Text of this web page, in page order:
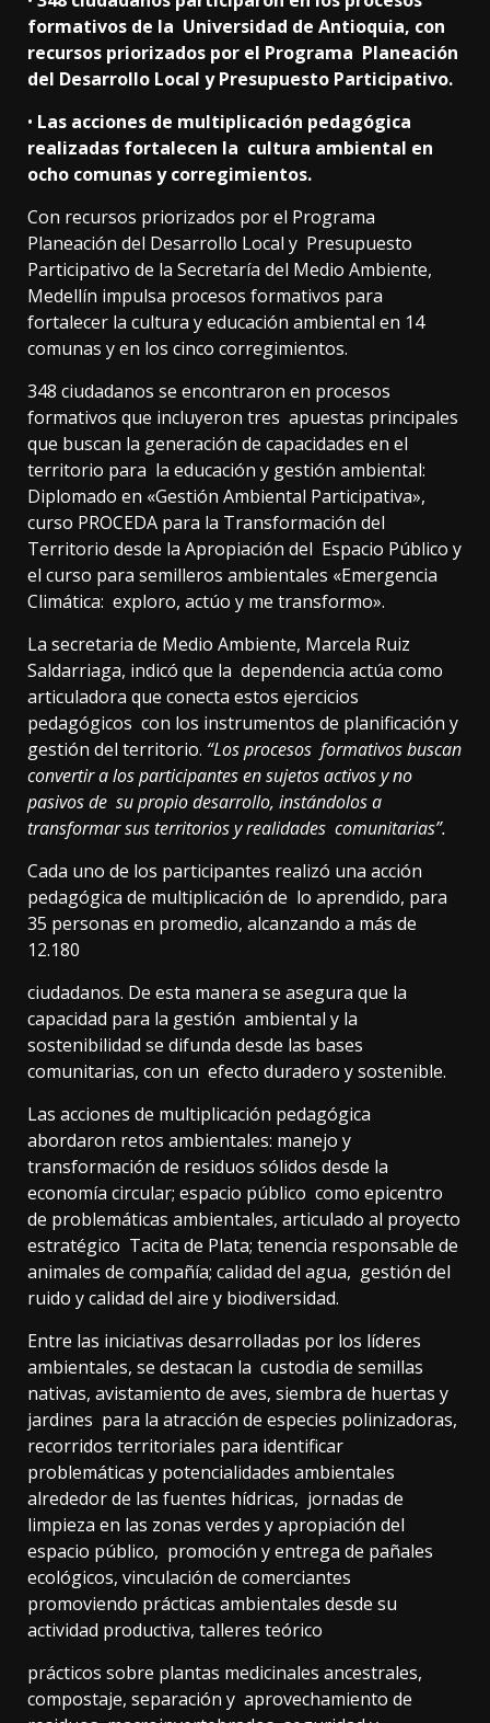
formativos de la Universidad de Antioquia, con
recursos priorizados por el Programa Planeación
del Desarrollo Local y Presupuesto Participativo.
• Las acciones de multiplicación pedagógica
realizadas fortalecen la cultura ambiental en
ocho comunas y corregimientos.
Con recursos priorizados por el Programa
Planeación del Desarrollo Local y Presupuesto
Participativo de la Secretaría del Medio Ambiente,
Medellín impulsa procesos formativos para
fortalecer la cultura y educación ambiental en 14
comunas y en los cinco corregimientos.
348 ciudadanos se encontraron en procesos
formativos que incluyeron tres apuestas principales
que buscan la generación de capacidades en el
territorio para la educación y gestión ambiental:
Diplomado en «Gestión Ambiental Participativa»,
curso PROCEDA para la Transformación del
Territorio desde la Apropiación del Espacio Público y
el curso para semilleros ambientales «Emergencia
Climática: exploro, actúo y me transformo».
La secretaria de Medio Ambiente, Marcela Ruiz
Saldarriaga, indicó que la dependencia actúa como
articuladora que conecta estos ejercicios
pedagógicos con los instrumentos de planificación y
gestión del territorio. “Los procesos formativos buscan
convertir a los participantes en sujetos activos y no
pasivos de su propio desarrollo, instándolos a
transformar sus territorios y realidades comunitarias”.
Cada uno de los participantes realizó una acción
pedagógica de multiplicación de lo aprendido, para
35 personas en promedio, alcanzando a más de
12.180
ciudadanos. De esta manera se asegura que la
capacidad para la gestión ambiental y la
sostenibilidad se difunda desde las bases
comunitarias, con un efecto duradero y sostenible.
Las acciones de multiplicación pedagógica
abordaron retos ambientales: manejo y
transformación de residuos sólidos desde la
economía circular; espacio público como epicentro
de problemáticas ambientales, articulado al proyecto
estratégico Tacita de Plata; tenencia responsable de
animales de compañía; calidad del agua, gestión del
ruido y calidad del aire y biodiversidad.
Entre las iniciativas desarrolladas por los líderes
ambientales, se destacan la custodia de semillas
nativas, avistamiento de aves, siembra de huertas y
jardines para la atracción de especies polinizadoras,
recorridos territoriales para identificar
problemáticas y potencialidades ambientales
alrededor de las fuentes hídricas, jornadas de
limpieza en las zonas verdes y apropiación del
espacio público, promoción y entrega de pañales
ecológicos, vinculación de comerciantes
promoviendo prácticas ambientales desde su
actividad productiva, talleres teórico
prácticos sobre plantas medicinales ancestrales,
compostaje, separación y aprovechamiento de